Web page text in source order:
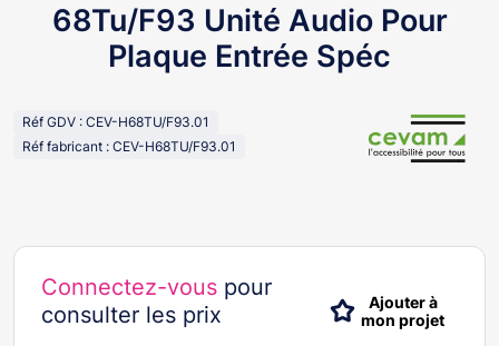
68Tu/F93 Unité Audio Pour
Plaque Entrée Spéc
Réf GDV : CEV-H68TU/F93.01
Réf fabricant : CEV-H68TU/F93.01
Connectez-vous pour
consulter les prix
Ajouter à
mon projet